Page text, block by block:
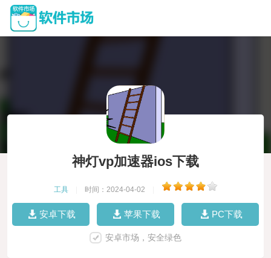
神灯vp加速器ios下载
工具 时间：2024-04-02
安卓下载 苹果下载 PC下载
安卓市场，安全绿色